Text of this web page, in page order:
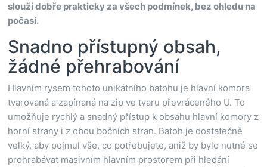
slouží dobře prakticky za všech podmínek, bez ohledu na
počasí.
Snadno přístupný obsah,
žádné přehrabování
Hlavním rysem tohoto unikátního batohu je hlavní komora
tvarovaná a zapínaná na zip ve tvaru převráceného U. To
umožňuje rychlý a snadný přístup k obsahu hlavní komory z
horní strany i z obou bočních stran. Batoh je dostatečně
velký, aby pojmul vše, co potřebujete, aniž by bylo nutné se
prohrabávat masivním hlavním prostorem při hledání